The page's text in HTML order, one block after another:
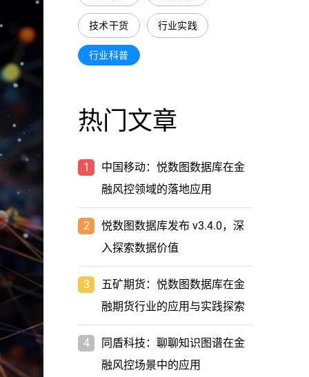
技术干货 行业实践
行业科普
热门文章
1
中国移动：悦数图数据库在金
融风控领域的落地应用
2
悦数图数据库发布 v3.4.0，深
入探索数据价值
3
五矿期货：悦数图数据库在金
融期货行业的应用与实践探索
4
同盾科技：聊聊知识图谱在金
融风控场景中的应用